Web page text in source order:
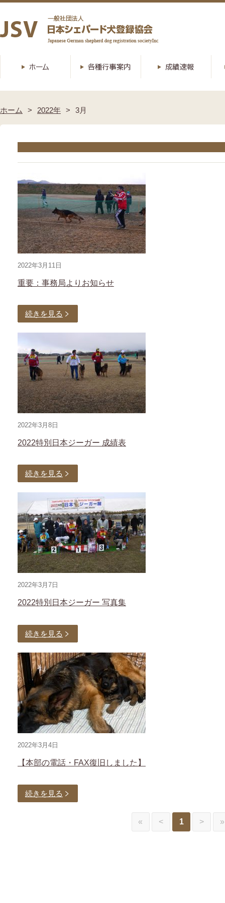
ホーム 2022年 3月
2022年3月11日
重要：事務局よりお知らせ
続きを見る
2022年3月8日
2022特別日本ジーガー 成績表
続きを見る
2022年3月7日
2022特別日本ジーガー 写真集
続きを見る
2022年3月4日
【本部の電話・FAX復旧しました】
続きを見る
« < 1 > »